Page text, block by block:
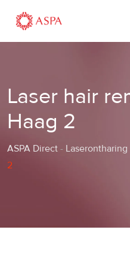
content
Laser hair
Haag 2
ASPA Direct - Laserontharing
2